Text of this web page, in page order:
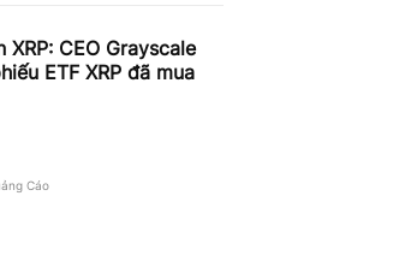
CEO Grayscale
ETF XRP đã mua
Cáo